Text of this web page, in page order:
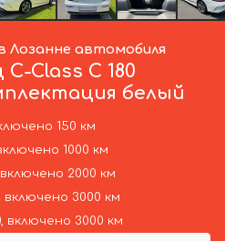
автомобиля
C-Class C 180
белый
150 км
1000 км
2000 км
включено 3000 км
включено 3000 км